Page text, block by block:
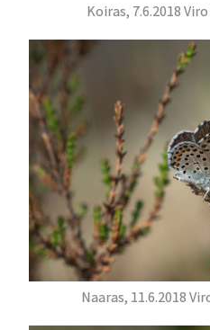
Koiras, 7.6.2018
Naaras, 11.6.2018